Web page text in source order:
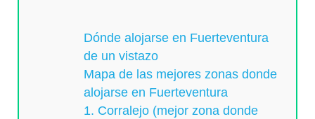
Dónde alojarse en Fuerteventura
de un vistazo
Mapa de las mejores zonas donde
alojarse en Fuerteventura
1. Corralejo (mejor zona donde